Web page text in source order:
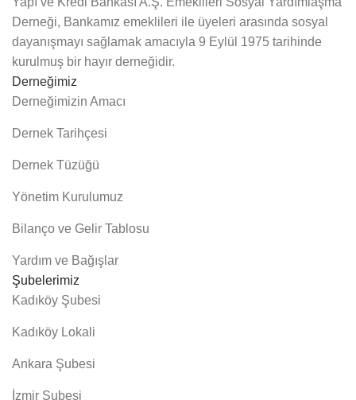
Derneği, Bankamız emeklileri ile üyeleri arasında sosyal
dayanışmayı sağlamak amacıyla 9 Eylül 1975 tarihinde
kurulmuş bir hayır derneğidir.
Derneğimiz
Derneğimizin Amacı
Dernek Tarihçesi
Dernek Tüzüğü
Yönetim Kurulumuz
Bilanço ve Gelir Tablosu
Yardım ve Bağışlar
Şubelerimiz
Kadıköy Şubesi
Kadıköy Lokali
Ankara Şubesi
İzmir Şubesi